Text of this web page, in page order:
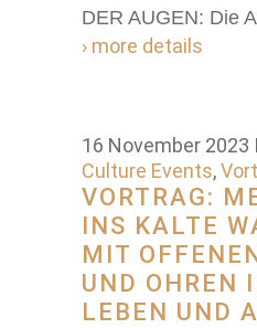
DER AUGEN: Die
› more details
16 November 2023
Culture Events,
VORTRAG:
INS KALTE
MIT
UND OHREN
LEBEN UND